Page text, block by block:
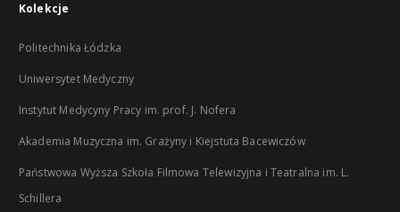
Kolekcje
Politechnika Łódzka
Uniwersytet Medyczny
Instytut Medycyny Pracy im. prof. J. Nofera
Akademia Muzyczna im. Grażyny i Kiejstuta Bacewiczów
Państwowa Wyższa Szkoła Filmowa Telewizyjna i Teatralna im. L.
Schillera